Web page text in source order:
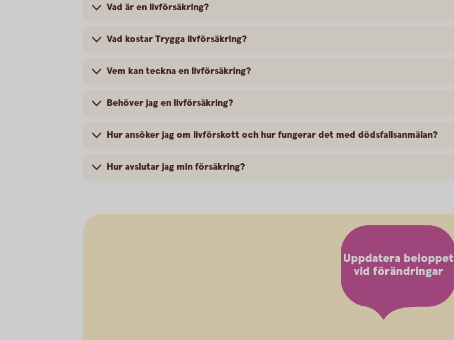
Vad är en livförsäkring?
Vad kostar Trygga livförsäkring?
Vem kan teckna en livförsäkring?
Behöver jag en livförsäkring?
Hur ansöker jag om livförskott och hur fungerar det med dödsfallsanmälan?
Hur avslutar jag min försäkring?
Uppdatera beloppet
vid förändringar